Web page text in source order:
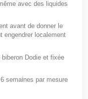
avec des liquides
avant de donner le
engendrer localement
Dodie et fixée
semaines par mesure